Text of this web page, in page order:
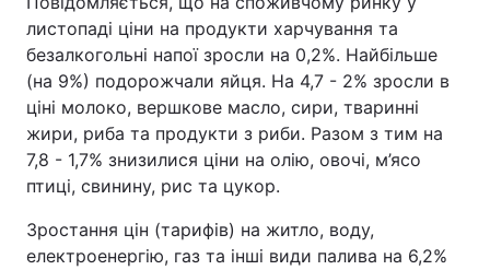
листопаді ціни на продукти харчування та
безалкогольні напої зросли на 0,2%. Найбільше
(на 9%) подорожчали яйця. На 4,7 - 2% зросли в
ціні молоко, вершкове масло, сири, тваринні
жири, риба та продукти з риби. Разом з тим на
7,8 - 1,7% знизилися ціни на олію, овочі, м’ясо
птиці, свинину, рис та цукор.
Зростання цін (тарифів) на житло, воду,
електроенергію, газ та інші види палива на 6,2%